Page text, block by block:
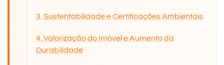
3. Sustentabilidade e Certificações Ambientais
4. Valorização do Imóvel e Aumento da
Durabilidade